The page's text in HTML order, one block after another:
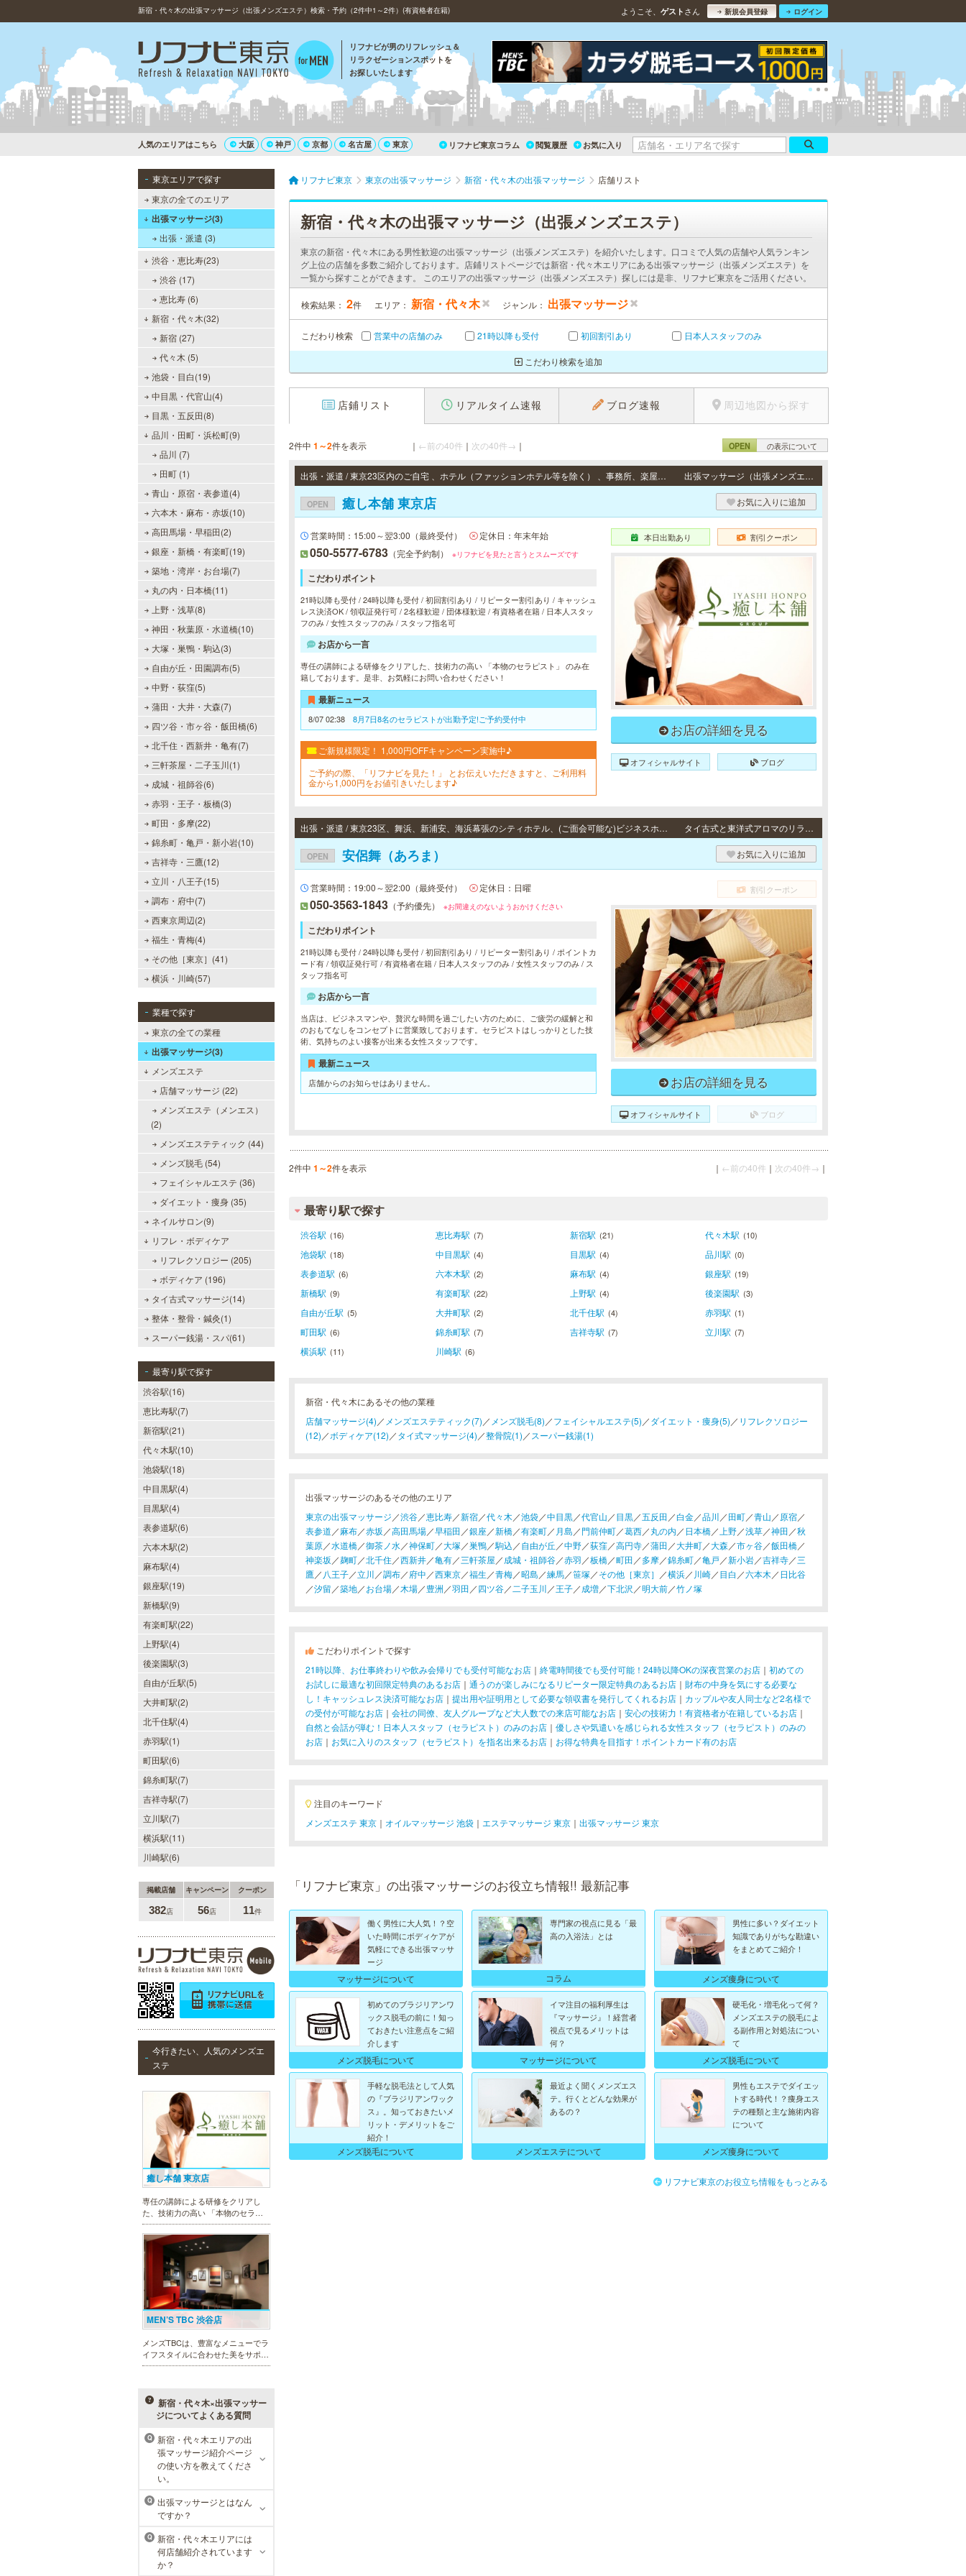
新宿・代々木の出張マッサージ（出張メンズエステ）検索・予約（2件中1～2件）(有資格者在籍) ようこそ、 ゲスト さん 新規会員登録 ログイン
リフナビが男のリフレッシュ＆
リラクゼーションスポットを
お探しいたします
人気のエリアはこちら 大阪 神戸 京都 名古屋 東京 リフナビ東京コラム 閲覧履歴 お気に入り
東京エリアで探す
東京の全てのエリア
出張マッサージ(3)
出張・派遣 (3)
渋谷・恵比寿(23)
渋谷 (17)
恵比寿 (6)
新宿・代々木(32)
新宿 (27)
代々木 (5)
池袋・目白(19)
中目黒・代官山(4)
目黒・五反田(8)
品川・田町・浜松町(9)
品川 (7)
田町 (1)
青山・原宿・表参道(4)
六本木・麻布・赤坂(10)
高田馬場・早稲田(2)
銀座・新橋・有楽町(19)
築地・湾岸・お台場(7)
丸の内・日本橋(11)
上野・浅草(8)
神田・秋葉原・水道橋(10)
大塚・巣鴨・駒込(3)
自由が丘・田園調布(5)
中野・荻窪(5)
蒲田・大井・大森(7)
四ツ谷・市ヶ谷・飯田橋(6)
北千住・西新井・亀有(7)
三軒茶屋・二子玉川(1)
成城・祖師谷(6)
赤羽・王子・板橋(3)
町田・多摩(22)
錦糸町・亀戸・新小岩(10)
吉祥寺・三鷹(12)
立川・八王子(15)
調布・府中(7)
西東京周辺(2)
福生・青梅(4)
その他［東京］(41)
横浜・川崎(57)
業種で探す
東京の全ての業種
出張マッサージ(3)
メンズエステ
店舗マッサージ (22)
メンズエステ（メンエス）
(2)
メンズエステティック (44)
メンズ脱毛 (54)
フェイシャルエステ (36)
ダイエット・痩身 (35)
ネイルサロン(9)
リフレ・ボディケア
リフレクソロジー (205)
ボディケア (196)
タイ古式マッサージ(14)
整体・整骨・鍼灸(1)
スーパー銭湯・スパ(61)
最寄り駅で探す
渋谷駅(16)
恵比寿駅(7)
新宿駅(21)
代々木駅(10)
池袋駅(18)
中目黒駅(4)
目黒駅(4)
表参道駅(6)
六本木駅(2)
麻布駅(4)
銀座駅(19)
新橋駅(9)
有楽町駅(22)
上野駅(4)
後楽園駅(3)
自由が丘駅(5)
大井町駅(2)
北千住駅(4)
赤羽駅(1)
町田駅(6)
錦糸町駅(7)
吉祥寺駅(7)
立川駅(7)
横浜駅(11)
川崎駅(6)
掲載店舗 キャンペーン クーポン
382店 56店 11件
今行きたい、人気のメンズエ
ステ
癒し本舗 東京店
専任の講師による研修をクリアし
た、技術力の高い 「本物のセラピ
スト」 のみ在籍しております。是
非、お気軽にお問い合わせくださ
い！
MEN’S TBC 渋谷店
メンズTBCは、豊富なメニューでラ
イフスタイルに合わせた美をサポー
トします。今男性にも人気の脱毛、
ならではの技術と実績が人気のひみ
つです。
ラ・パルレ 池袋本店
ラ・パルレはそれぞれの男性のライ
フスタイルに合った豊富なメニュー
で、男性の美をサポート。第一印象
UPに貢献致します。脱毛や引き締
め、フェイシャル等、初めての方で
も安心の体験コースも多数ご用意。
新宿・代々木×出張マッサー
ジについてよくある質問
Q
新宿・代々木エリアの出
張マッサージ紹介ページ
の使い方を教えてくださ
い。
Q
出張マッサージとはなん
ですか？
Q
新宿・代々木エリアには
何店舗紹介されています
か？
リフナビ東京 東京の出張マッサージ 新宿・代々木の出張マッサージ 店舗リスト
新宿・代々木の出張マッサージ（出張メンズエステ）
東京の新宿・代々木にある男性歓迎の出張マッサージ（出張メンズエステ）を紹介いたします。口コミで人気の店舗や人気ランキン
グ上位の店舗を多数ご紹介しております。店鋪リストページでは新宿・代々木エリアにある出張マッサージ（出張メンズエステ）を
一覧から探すことができます。 このエリアの出張マッサージ（出張メンズエステ）探しには是非、リフナビ東京をご活用ください。
検索結果： 2件 エリア： 新宿・代々木 ジャンル： 出張マッサージ
こだわり検索 営業中の店舗のみ 21時以降も受付 初回割引あり 日本人スタッフのみ
こだわり検索を追加
店鋪リスト リアルタイム速報 ブログ速報 周辺地図から探す
2件中 1～2件を表示 ｜ ←前の40件 ｜ 次の40件→ ｜ OPEN の表示について
出張・派遣 / 東京23区内のご自宅 、ホテル（ファッションホテル等を除く） 、事務所、楽屋等へ出張いたします。 出張マッサージ（出張メンズエステ）
OPEN 癒し本舗 東京店 お気に入りに追加
営業時間：15:00～翌3:00（最終受付） 定休日：年末年始
050-5577-6783 （完全予約制） ※リフナビを見たと言うとスムーズです
こだわりポイント
21時以降も受付 / 24時以降も受付 / 初回割引あり / リピーター割引あり / キャッシュ
レス決済OK / 領収証発行可 / 2名様歓迎 / 団体様歓迎 / 有資格者在籍 / 日本人スタッ
フのみ / 女性スタッフのみ / スタッフ指名可
お店から一言
専任の講師による研修をクリアした、技術力の高い 「本物のセラピスト」 のみ在
籍しております。是非、お気軽にお問い合わせください！
最新ニュース
8/07 02:38 8月7日8名のセラピストが出勤予定!ご予約受付中
ご新規様限定！ 1,000円OFFキャンペーン実施中♪
ご予約の際、「リフナビを見た！」 とお伝えいただきますと、ご利用料
金から1,000円をお値引きいたします♪
本日出勤あり 割引クーポン
お店の詳細を見る
オフィシャルサイト ブログ
出張・派遣 / 東京23区、舞浜、新浦安、海浜幕張のシティホテル、(ご面会可能な)ビジネスホテルへ出張させていただきます。 タイ古式と東洋式アロマのリラクゼーション
OPEN 安侶舞（あろま） お気に入りに追加
営業時間：19:00～翌2:00（最終受付） 定休日：日曜
050-3563-1843 （予約優先） ※お間違えのないようおかけください
こだわりポイント
21時以降も受付 / 24時以降も受付 / 初回割引あり / リピーター割引あり / ポイントカ
ード有 / 領収証発行可 / 有資格者在籍 / 日本人スタッフのみ / 女性スタッフのみ / ス
タッフ指名可
お店から一言
当店は、ビジネスマンや、贅沢な時間を過ごしたい方のために、ご疲労の緩解と和
のおもてなしをコンセプトに営業致しております。セラピストはしっかりとした技
術、気持ちのよい接客が出来る女性スタッフです。
最新ニュース
店舗からのお知らせはありません。
割引クーポン
お店の詳細を見る
オフィシャルサイト ブログ
2件中 1～2件を表示 ｜ ←前の40件 ｜ 次の40件→ ｜
最寄り駅で探す
渋谷駅 (16) 恵比寿駅 (7) 新宿駅 (21) 代々木駅 (10)
池袋駅 (18) 中目黒駅 (4) 目黒駅 (4) 品川駅 (0)
表参道駅 (6) 六本木駅 (2) 麻布駅 (4) 銀座駅 (19)
新橋駅 (9) 有楽町駅 (22) 上野駅 (4) 後楽園駅 (3)
自由が丘駅 (5) 大井町駅 (2) 北千住駅 (4) 赤羽駅 (1)
町田駅 (6) 錦糸町駅 (7) 吉祥寺駅 (7) 立川駅 (7)
横浜駅 (11) 川崎駅 (6)
新宿・代々木にあるその他の業種
店舗マッサージ(4) ／ メンズエステティック(7) ／ メンズ脱毛(8) ／フェイシャルエステ(5) ／ダイエット・痩身(5) ／ リフレクソロジー
(12) ／ボディケア(12) ／タイ式マッサージ(4) ／整骨院(1) ／ スーパー銭湯(1)
出張マッサージのあるその他のエリア
東京の出張マッサージ ／渋谷／恵比寿／新宿／代々木 ／池袋／中目黒／代官山 ／目黒／五反田 ／白金／品川 ／田町／青山 ／原宿／
表参道 ／麻布／赤坂 ／高田馬場／早稲田 ／銀座／新橋／有楽町／ 月島 ／門前仲町／葛西／丸の内 ／日本橋／ 上野／浅草／神田 ／秋
葉原／水道橋／御茶ノ水 ／神保町／大塚 ／巣鴨／駒込 ／自由が丘 ／中野／荻窪／高円寺／蒲田 ／大井町／大森／市ヶ谷／飯田橋／
神楽坂 ／麹町／北千住／西新井／亀有／三軒茶屋 ／成城・祖師谷／赤羽 ／板橋／町田 ／多摩／錦糸町／亀戸／新小岩／吉祥寺／三
鷹／ 八王子／立川 ／調布／府中 ／西東京／福生 ／青梅／昭島 ／練馬／笹塚 ／その他［東京］ ／横浜／ 川崎／目白 ／六本木 ／日比谷
／汐留 ／築地／お台場／木場／豊洲 ／羽田 ／四ツ谷／二子玉川 ／王子／成増／下北沢 ／明大前／竹ノ塚
こだわりポイントで探す
21時以降、お仕事終わりや飲み会帰りでも受付可能なお店 ｜ 終電時間後でも受付可能！24時以降OKの深夜営業のお店 ｜ 初めての
お試しに最適な初回限定特典のあるお店 ｜ 通うのが楽しみになるリピーター限定特典のあるお店 ｜ 財布の中身を気にする必要な
し！キャッシュレス決済可能なお店 ｜ 提出用や証明用として必要な領収書を発行してくれるお店 ｜ カップルや友人同士など2名様で
の受付が可能なお店 ｜ 会社の同僚、友人グループなど大人数での来店可能なお店 ｜ 安心の技術力！有資格者が在籍しているお店 ｜
自然と会話が弾む！日本人スタッフ（セラピスト）のみのお店 ｜ 優しさや気遣いを感じられる女性スタッフ（セラピスト）のみの
お店 ｜ お気に入りのスタッフ（セラピスト）を指名出来るお店 ｜ お得な特典を目指す！ポイントカード有のお店
注目のキーワード
メンズエステ 東京 ｜ オイルマッサージ 池袋 ｜ エステマッサージ 東京 ｜ 出張マッサージ 東京
「リフナビ東京」の出張マッサージのお役立ち情報!! 最新記事
働く男性に大人気！？空
いた時間にボディケアが
気軽にできる出張マッサ
ージ
マッサージについて
専門家の視点に見る「最
高の入浴法」とは
コラム
男性に多い？ダイエット
知識でありがちな勘違い
をまとめてご紹介！
メンズ痩身について
初めてのブラジリアンワ
ックス脱毛の前に！知っ
ておきたい注意点をご紹
介します
メンズ脱毛について
イマ注目の福利厚生は
『マッサージ』！経営者
視点で見るメリットは
何？
マッサージについて
硬毛化・増毛化って何？
メンズエステの脱毛によ
る副作用と対処法につい
て
メンズ脱毛について
手軽な脱毛法として人気
の『ブラジリアンワック
ス』。知っておきたいメ
リット・デメリットをご
紹介！
メンズ脱毛について
最近よく聞くメンズエス
テ。行くとどんな効果が
あるの？
メンズエステについて
男性もエステでダイエッ
トする時代！？痩身エス
テの種類と主な施術内容
について
メンズ痩身について
リフナビ東京のお役立ち情報をもっとみる